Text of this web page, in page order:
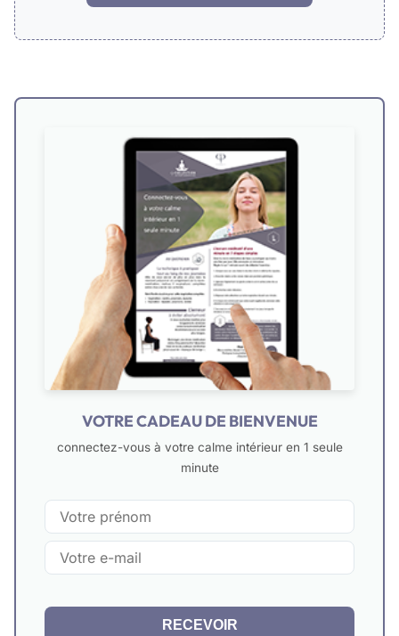
VOTRE CADEAU DE BIENVENUE
connectez-vous à votre calme intérieur en 1 seule
minute
RECEVOIR